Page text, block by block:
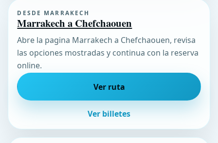
DESDE MARRAKECH
Marrakech a Chefchaouen
Abre la pagina Marrakech a Chefchaouen, revisa
las opciones mostradas y continua con la reserva
online.
Ver ruta
Ver billetes